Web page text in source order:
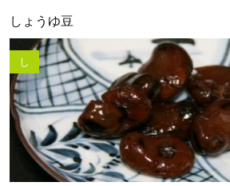
しょうゆ豆
し